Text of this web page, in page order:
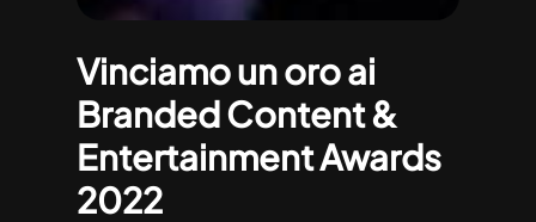
Vinciamo un oro ai
Branded Content &
Entertainment Awards
2022